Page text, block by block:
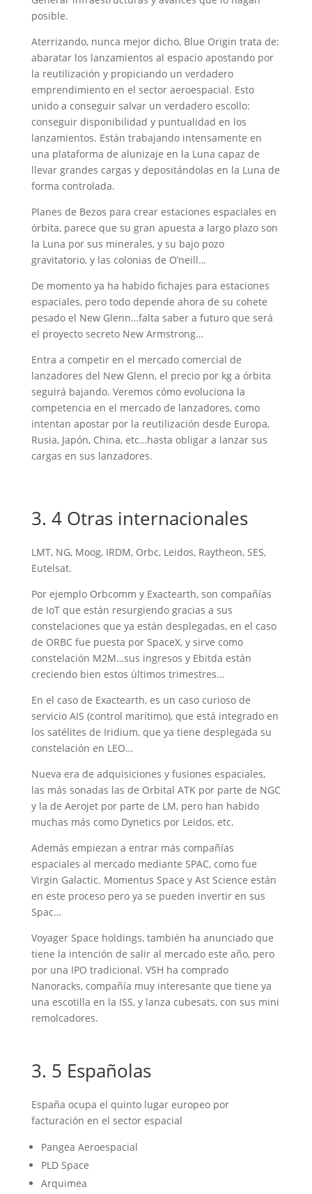
posible.
Aterrizando, nunca mejor dicho, Blue Origin trata de:
abaratar los lanzamientos al espacio apostando por
la reutilización y propiciando un verdadero
emprendimiento en el sector aeroespacial. Esto
unido a conseguir salvar un verdadero escollo:
conseguir disponibilidad y puntualidad en los
lanzamientos. Están trabajando intensamente en
una plataforma de alunizaje en la Luna capaz de
llevar grandes cargas y depositándolas en la Luna de
forma controlada.
Planes de Bezos para crear estaciones espaciales en
órbita, parece que su gran apuesta a largo plazo son
la Luna por sus minerales, y su bajo pozo
gravitatorio, y las colonias de O’neill…
De momento ya ha habido fichajes para estaciones
espaciales, pero todo depende ahora de su cohete
pesado el New Glenn…falta saber a futuro que será
el proyecto secreto New Armstrong…
Entra a competir en el mercado comercial de
lanzadores del New Glenn, el precio por kg a órbita
seguirá bajando. Veremos cómo evoluciona la
competencia en el mercado de lanzadores, como
intentan apostar por la reutilización desde Europa,
Rusia, Japón, China, etc…hasta obligar a lanzar sus
cargas en sus lanzadores.
3. 4 Otras internacionales
LMT, NG, Moog, IRDM, Orbc, Leidos, Raytheon, SES,
Eutelsat.
Por ejemplo Orbcomm y Exactearth, son compañías
de IoT que están resurgiendo gracias a sus
constelaciones que ya están desplegadas, en el caso
de ORBC fue puesta por SpaceX, y sirve como
constelación M2M…sus ingresos y Ebitda están
creciendo bien estos últimos trimestres…
En el caso de Exactearth, es un caso curioso de
servicio AIS (control marítimo), que está integrado en
los satélites de Iridium, que ya tiene desplegada su
constelación en LEO…
Nueva era de adquisiciones y fusiones espaciales,
las más sonadas las de Orbital ATK por parte de NGC
y la de Aerojet por parte de LM, pero han habido
muchas más como Dynetics por Leidos, etc.
Además empiezan a entrar más compañías
espaciales al mercado mediante SPAC, como fue
Virgin Galactic. Momentus Space y Ast Science están
en este proceso pero ya se pueden invertir en sus
Spac…
Voyager Space holdings, también ha anunciado que
tiene la intención de salir al mercado este año, pero
por una IPO tradicional. VSH ha comprado
Nanoracks, compañía muy interesante que tiene ya
una escotilla en la ISS, y lanza cubesats, con sus mini
remolcadores.
3. 5 Españolas
España ocupa el quinto lugar europeo por
facturación en el sector espacial
Pangea Aeroespacial
PLD Space
Arquimea